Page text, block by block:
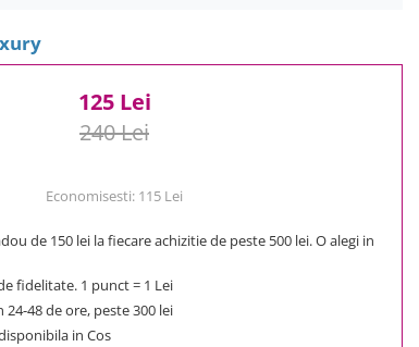
125 Lei
240 Lei
Economisesti: 115 Lei
de 150 lei la fiecare achizitie de peste 500 lei. O alegi in
fidelitate. 1 punct = 1 Lei
24-48 de ore, peste 300 lei
in Cos